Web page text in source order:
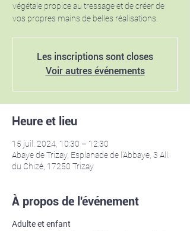
végétale propice au tressage et de créer de
vos propres mains de belles réalisations.
Les inscriptions sont closes
Voir autres événements
Heure et lieu
15 juil. 2024, 10:30 – 12:30
Abaye de Trizay, Esplanade de l'Abbaye, 3 All.
du Chizé, 17250 Trizay
À propos de l'événement
Adulte et enfant